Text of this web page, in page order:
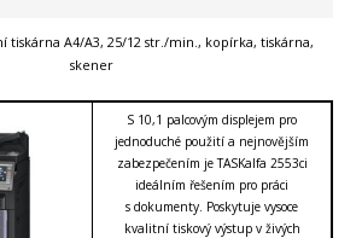
tiskárna A4/A3, 25/12 str./min., kopírka, tiskárna,
skener
S 10,1 palcovým displejem pro
jednoduché použití a nejnovějším
zabezpečením je TASKalfa 2553ci
ideálním řešením pro práci
s dokumenty. Poskytuje vysoce
kvalitní tiskový výstup v živých